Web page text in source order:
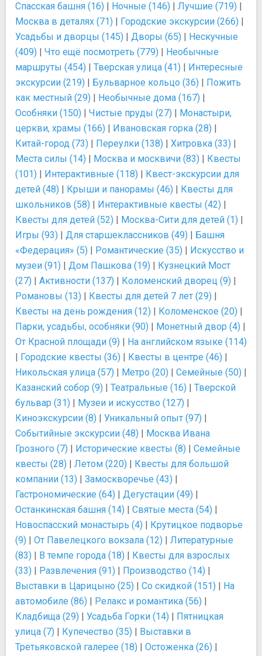
Спасская башня (16) | Ночные (146) | Лучшие (719) |
Москва в деталях (71) | Городские экскурсии (266) |
Усадьбы и дворцы (145) | Дворы (65) | Нескучные
(409) | Что ещё посмотреть (779) | Необычные
маршруты (454) | Тверская улица (41) | Интересные
экскурсии (219) | Бульварное кольцо (36) | Пожить
как местный (29) | Необычные дома (167) |
Особняки (150) | Чистые пруды (27) | Монастыри,
церкви, храмы (166) | Ивановская горка (28) |
Китай-город (73) | Переулки (138) | Хитровка (33) |
Места силы (14) | Москва и москвичи (83) | Квесты
(101) | Интерактивные (118) | Квест-экскурсии для
детей (48) | Крыши и панорамы (46) | Квесты для
школьников (58) | Интерактивные квесты (42) |
Квесты для детей (52) | Москва-Сити для детей (1) |
Игры (93) | Для старшеклассников (49) | Башня
«Федерация» (5) | Романтические (35) | Искусство и
музеи (91) | Дом Пашкова (19) | Кузнецкий Мост
(27) | Активности (137) | Коломенский дворец (9) |
Романовы (13) | Квесты для детей 7 лет (29) |
Квесты на день рождения (12) | Коломенское (20) |
Парки, усадьбы, особняки (90) | Монетный двор (4) |
От Красной площади (9) | На английском языке (114)
| Городские квесты (36) | Квесты в центре (46) |
Никольская улица (57) | Метро (20) | Семейные (50) |
Казанский собор (9) | Театральные (16) | Тверской
бульвар (31) | Музеи и искусство (127) |
Киноэкскурсии (8) | Уникальный опыт (97) |
Событийные экскурсии (48) | Москва Ивана
Грозного (7) | Исторические квесты (8) | Семейные
квесты (28) | Летом (220) | Квесты для большой
компании (13) | Замоскворечье (43) |
Гастрономические (64) | Дегустации (49) |
Останкинская башня (14) | Святые места (54) |
Новоспасский монастырь (4) | Крутицкое подворье
(9) | От Павелецкого вокзала (12) | Литературные
(83) | В темпе города (18) | Квесты для взрослых
(33) | Развлечения (91) | Производство (14) |
Выставки в Царицыно (25) | Со скидкой (151) | На
автомобиле (86) | Релакс и романтика (56) |
Кладбища (29) | Усадьба Горки (14) | Пятницкая
улица (7) | Купечество (35) | Выставки в
Третьяковской галерее (18) | Остоженка (26) |